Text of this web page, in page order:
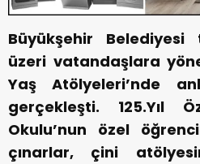
Büyükşehir
üzeri vatandaşlara
Yaş Atölyeleri’nde
gerçekleşti. 125.Yıl
Okulu’nun özel
çınarlar, çini